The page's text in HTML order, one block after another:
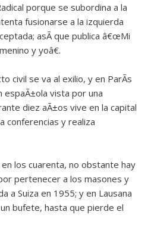
porque se subordina a la
fusionarse a la izquierda
asÃ­ que publica â€œMi
y yoâ€.
civil se va al exilio, y en ParÃ­s
espaÃ±ola vista por una
diez aÃ±os vive en la capital
conferencias y realiza
en los cuarenta, no obstante hay
pertenecer a los masones y
a Suiza en 1955; y en Lausana
bufete, hasta que pierde el